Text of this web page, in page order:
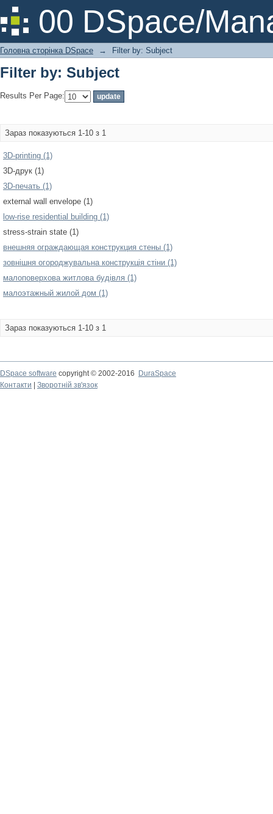
00 DSpace/
Filter by: Subject
Головна сторінка DSpace → Filter by: Subject
Filter by: Subject
Results Per Page:
Зараз показуються 1-10 з 1
3D-printing (1)
3D-друк (1)
3D-печать (1)
external wall envelope (1)
low-rise residential building (1)
stress-strain state (1)
внешняя ограждающая конструкция стены (1)
зовнішня огороджувальна конструкція стіни (1)
малоповерхова житлова будівля (1)
малоэтажный жилой дом (1)
Зараз показуються 1-10 з 1
DSpace software copyright © 2002-2016
DuraSpace
Контакти
Зворотній зв'язок